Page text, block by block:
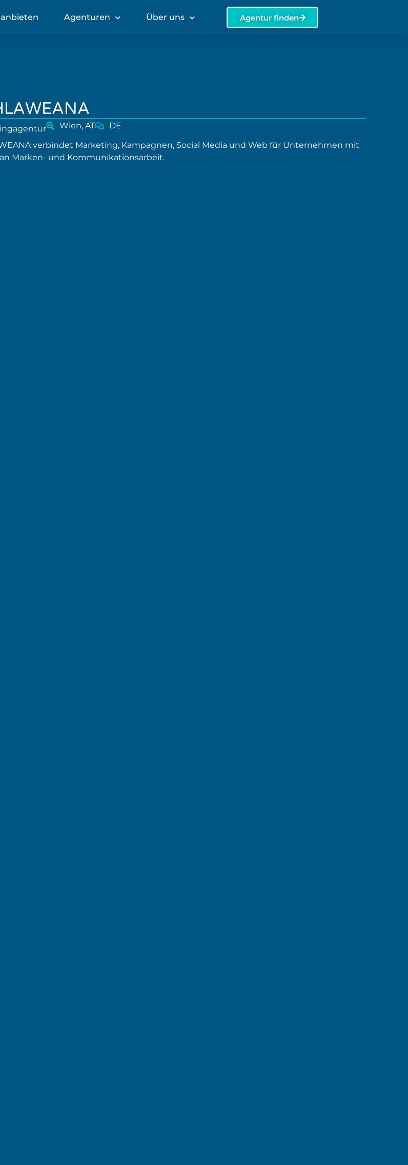
Agenturen Über uns Agentur finden
Wien, AT
DE
verbindet Marketing, Kampagnen, Social Media und Web für Unternehmen mit
Marken- und Kommunikationsarbeit.